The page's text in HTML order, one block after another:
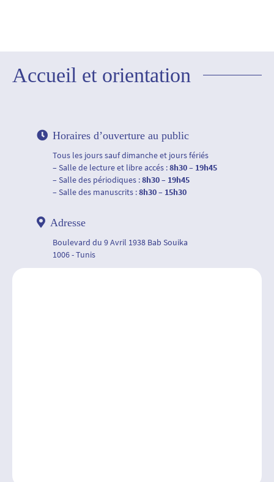
Accueil et orientation
Horaires d’ouverture au public
Tous les jours sauf dimanche et jours fériés
– Salle de lecture et libre accés :8h30 – 19h45
– Salle des périodiques :8h30 – 19h45
– Salle des manuscrits :8h30 – 15h30
Adresse
Boulevard du 9 Avril 1938 Bab Souika
1006 - Tunis